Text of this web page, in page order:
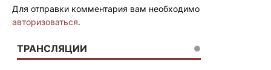
Для отправки комментария вам необходимо
авторизоваться.